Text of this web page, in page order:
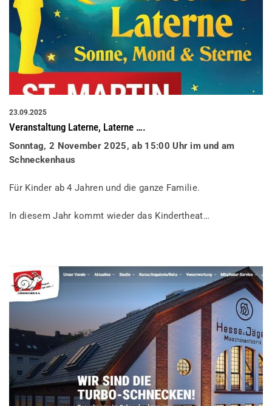
23.09.2025
Veranstaltung Laterne, Laterne ….
Sonntag, 2 November 2025, ab 15:00 Uhr im und am
Schneckenhaus
Für Kinder ab 4 Jahren und die ganze Familie.
In diesem Jahr kommt wieder das Kindertheat…